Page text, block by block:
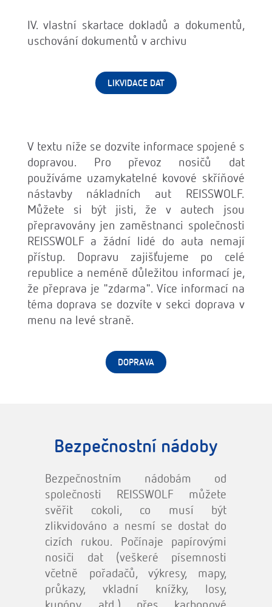
IV. vlastní skartace dokladů a dokumentů,
uschování dokumentů v archivu
LIKVIDACE DAT
V textu níže se dozvíte informace spojené s
dopravou. Pro převoz nosičů dat
používáme uzamykatelné kovové skříňové
nástavby nákladních aut REISSWOLF.
Můžete si být jisti, že v autech jsou
přepravovány jen zaměstnanci společnosti
REISSWOLF a žádní lidé do auta nemají
přístup. Dopravu zajišťujeme po celé
republice a neméně důležitou informací je,
že přeprava je "zdarma". Více informací na
téma doprava se dozvíte v sekci doprava v
menu na levé straně.
DOPRAVA
Bezpečnostní nádoby
Bezpečnostním nádobám od
společnosti REISSWOLF můžete
svěřit cokoli, co musí být
zlikvidováno a nesmí se dostat do
cizích rukou. Počínaje papírovými
nosiči dat (veškeré písemnosti
včetně pořadačů, výkresy, mapy,
průkazy, vkladní knížky, losy,